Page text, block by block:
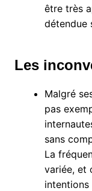
être très
détendue
Les
Malgré
pas
sans
La
variée, et
intentions